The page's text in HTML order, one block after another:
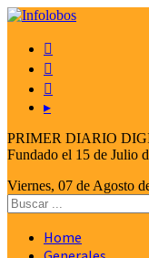



▸
PRIMER DIARIO
Fundado el 15 de Julio
Viernes, 07 de Agosto
Home